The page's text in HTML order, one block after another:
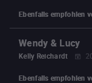
Ebenfalls empfohlen
Wendy & Lucy
Kelly Reichardt
Ebenfalls empfohlen